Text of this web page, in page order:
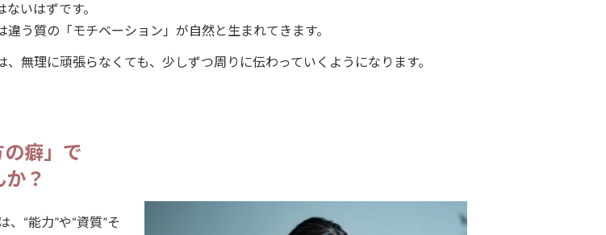
いはずです。
う質の「モチベーション」が自然と生まれてきます。
無理に頑張らなくても、少しずつ周りに伝わっていくようになります。
癖」で
？
“能力”や“資質”そ